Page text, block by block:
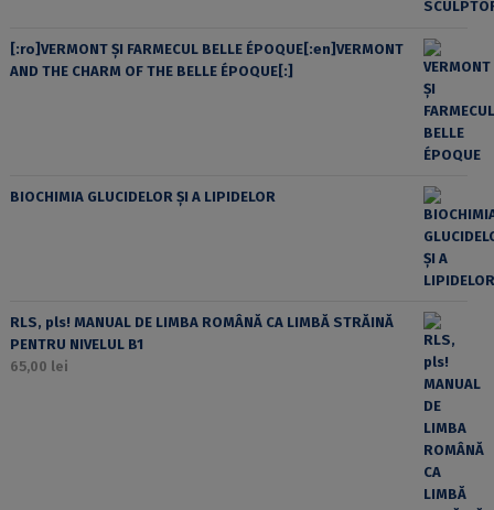
[:ro]VERMONT ȘI FARMECUL BELLE ÉPOQUE[:en]VERMONT
AND THE CHARM OF THE BELLE ÉPOQUE[:]
BIOCHIMIA GLUCIDELOR ȘI A LIPIDELOR
RLS, pls! MANUAL DE LIMBA ROMÂNĂ CA LIMBĂ STRĂINĂ
PENTRU NIVELUL B1
65,00 lei